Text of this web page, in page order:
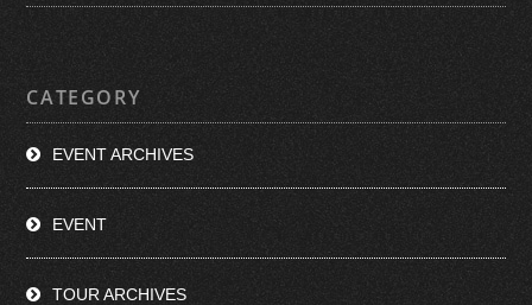
CATEGORY
EVENT ARCHIVES
EVENT
TOUR ARCHIVES